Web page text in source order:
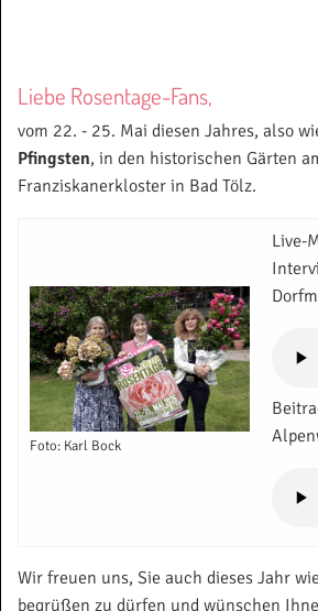
Liebe Rosentage-Fans,
vom 22. - 25. Mai diesen Jahres, also
Pfingsten, in den historischen Gärten
Franziskanerkloster in Bad Tölz.
Foto: Karl Bock
Live-
Wir freuen uns, Sie auch dieses Jahr
begrüßen zu dürfen und wünschen